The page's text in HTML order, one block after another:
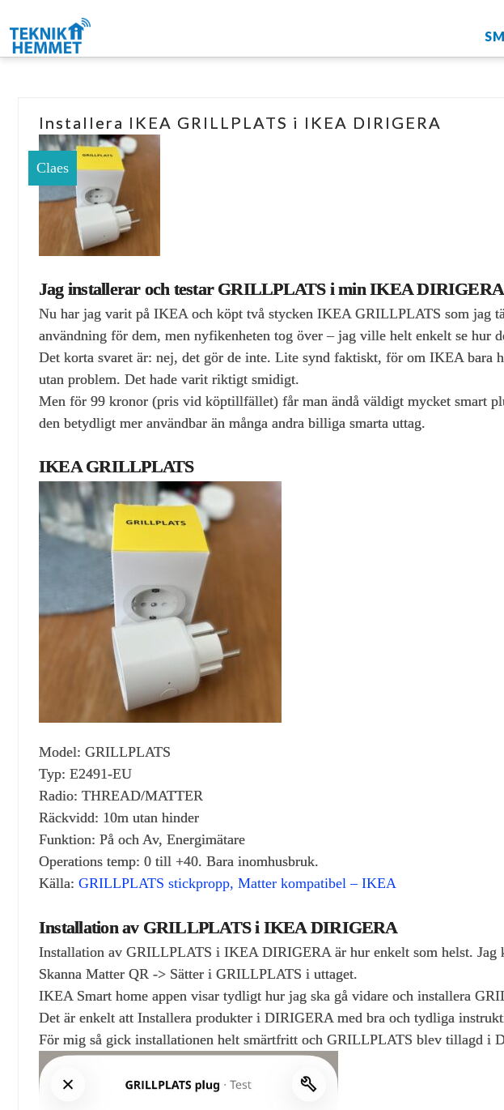
Installera IKEA GRILLPLATS i IKEA DIRIGERA
Claes
Jag installerar och testar GRILLPLATS i min IKEA DIRIGERA
Nu har jag varit på IKEA och köpt två stycken IKEA GRILLPLATS som
användning för dem, men nyfikenheten tog över – jag ville helt enkelt se hur
Det korta svaret är: nej, det gör de inte. Lite synd faktiskt, för om IKEA bara
utan problem. Det hade varit riktigt smidigt.
Men för 99 kronor (pris vid köptillfället) får man ändå väldigt mycket smart
den betydligt mer användbar än många andra billiga smarta uttag.
IKEA GRILLPLATS
Model: GRILLPLATS
Typ: E2491-EU
Radio: THREAD/MATTER
Räckvidd: 10m utan hinder
Funktion: På och Av, Energimätare
Operations temp: 0 till +40. Bara inomhusbruk.
Källa: GRILLPLATS stickpropp, Matter kompatibel – IKEA
Installation av GRILLPLATS i IKEA DIRIGERA
Installation av GRILLPLATS i IKEA DIRIGERA är hur enkelt som helst.
Skanna Matter QR -> Sätter i GRILLPLATS i uttaget.
IKEA Smart home appen visar tydligt hur jag ska gå vidare och installera
Det är enkelt att Installera produkter i DIRIGERA med bra och tydliga
För mig så gick installationen helt smärtfritt och GRILLPLATS blev tillagd i